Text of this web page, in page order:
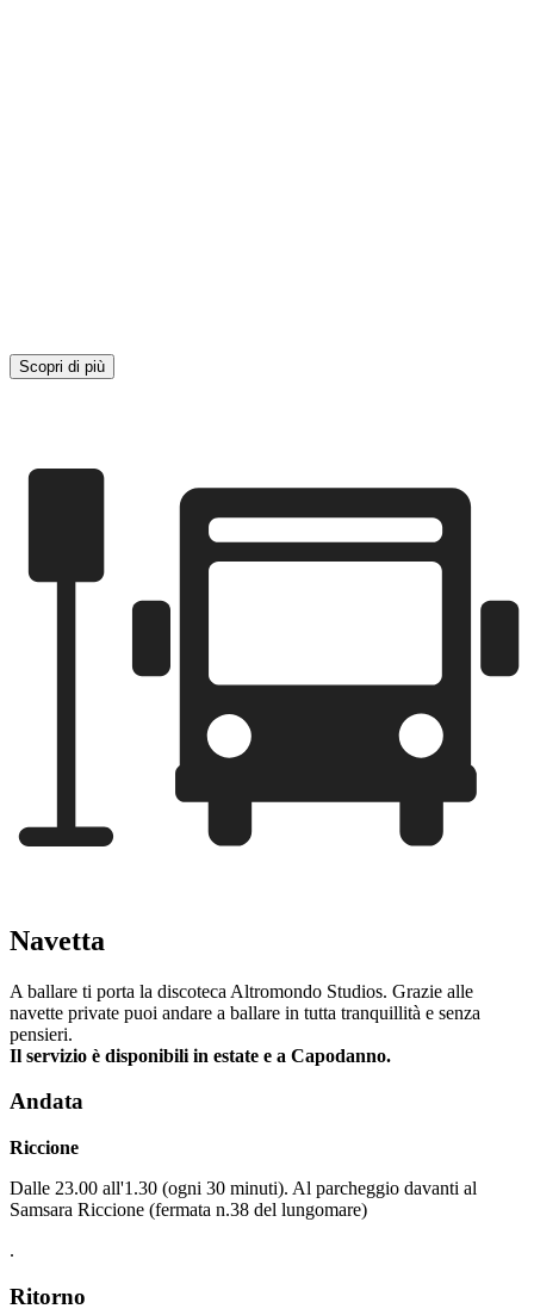
Scopri di più
Navetta
A ballare ti porta la discoteca Altromondo Studios. Grazie alle
navette private puoi andare a ballare in tutta tranquillità e senza
pensieri.
Il servizio è disponibili in estate e a Capodanno.
Andata
Riccione
Dalle 23.00 all'1.30 (ogni 30 minuti). Al parcheggio davanti al
Samsara Riccione (fermata n.38 del lungomare)
.
Ritorno